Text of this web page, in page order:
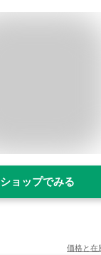
ショップでみる
価格と在